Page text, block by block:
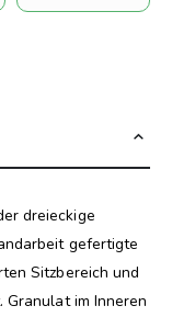
dreieckige
gefertigte
Sitzbereich und
im Inneren